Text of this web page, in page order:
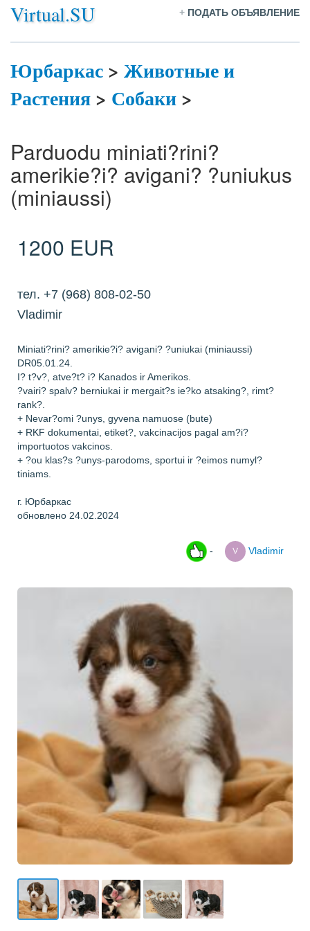
Virtual.SU + ПОДАТЬ ОБЪЯВЛЕНИЕ
Юрбаркас> Животные и
Растения> Собаки>
Parduodu miniati?rini?
amerikie?i? avigani? ?uniukus
(miniaussi)
1200 EUR
тел. +7 (968) 808-02-50
Vladimir
Miniati?rini? amerikie?i? avigani? ?uniukai (miniaussi)
DR05.01.24.
I? t?v?, atve?t? i? Kanados ir Amerikos.
?vairi? spalv? berniukai ir mergait?s ie?ko atsaking?, rimt?
rank?.
+ Nevar?omi ?unys, gyvena namuose (bute)
+ RKF dokumentai, etiket?, vakcinacijos pagal am?i?
importuotos vakcinos.
+ ?ou klas?s ?unys-parodoms, sportui ir ?eimos numyl?
tiniams.
г. Юрбаркас
обновлено 24.02.2024
- Vladimir